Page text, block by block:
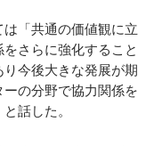
「共通の価値観に立
さらに強化すること
今後大きな発展が期
の分野で協力関係を
話した。